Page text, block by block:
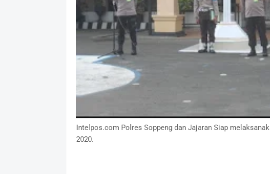
Intelpos.com Polres Soppeng dan Jajaran Siap
2020.